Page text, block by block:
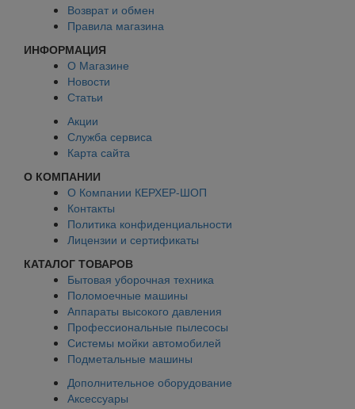
Возврат и обмен
Правила магазина
ИНФОРМАЦИЯ
О Магазине
Новости
Статьи
Акции
Служба сервиса
Карта сайта
О КОМПАНИИ
О Компании КЕРХЕР-ШОП
Контакты
Политика конфиденциальности
Лицензии и сертификаты
КАТАЛОГ ТОВАРОВ
Бытовая уборочная техника
Поломоечные машины
Аппараты высокого давления
Профессиональные пылесосы
Системы мойки автомобилей
Подметальные машины
Дополнительное оборудование
Аксессуары